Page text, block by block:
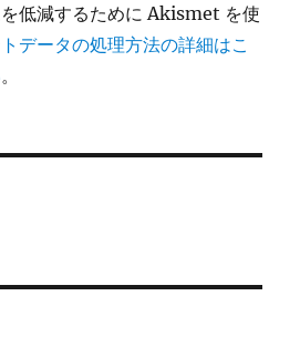
低減するために Akismet を使
データの処理方法の詳細はこ
。